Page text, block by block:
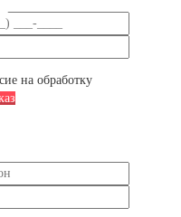
на обработку